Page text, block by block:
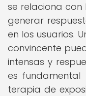
se relaciona
generar
en los usuarios.
convincente
intensas y
es
terapia de